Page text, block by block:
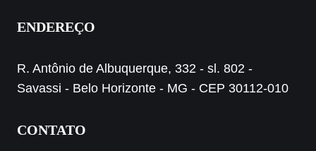
ENDEREÇO
R. Antônio de Albuquerque, 332 - sl. 802 -
Savassi - Belo Horizonte - MG - CEP 30112-010
CONTATO